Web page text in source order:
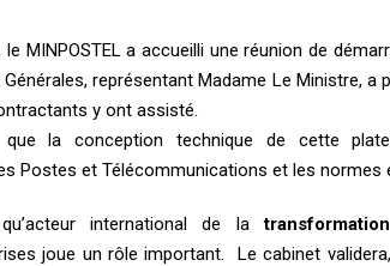
MINPOSTEL a accueilli une réunion de
représentant Madame Le Ministre, a
y ont assisté.
que la conception technique de cette
Postes et Télécommunications et les normes
international de la
joue un rôle important. Le cabinet